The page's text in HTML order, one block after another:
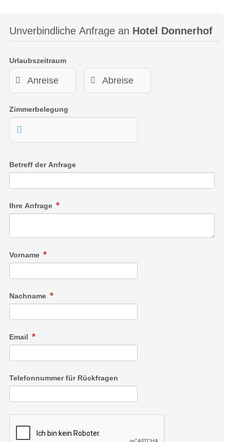
Unverbindliche Anfrage an Hotel Donnerhof
Urlaubszeitraum
Zimmerbelegung
Betreff der Anfrage
Ihre Anfrage
Vorname
Nachname
Email
Telefonnummer für Rückfragen